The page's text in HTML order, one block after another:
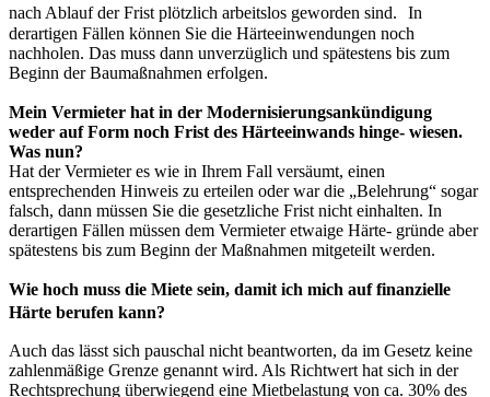
nach Ablauf der Frist plötzlich arbeitslos geworden sind. In
derartigen Fällen können Sie die Härteeinwendungen noch
nachholen. Das muss dann unverzüglich und spätestens bis zum
Beginn der Baumaßnahmen erfolgen.
Mein Vermieter hat in der Modernisierungsankündigung
weder auf Form noch Frist des Härteeinwands hinge- wiesen.
Was nun?
Hat der Vermieter es wie in Ihrem Fall versäumt, einen
entsprechenden Hinweis zu erteilen oder war die „Belehrung“ sogar
falsch, dann müssen Sie die gesetzliche Frist nicht einhalten. In
derartigen Fällen müssen dem Vermieter etwaige Härte- gründe aber
spätestens bis zum Beginn der Maßnahmen mitgeteilt werden.
Wie hoch muss die Miete sein, damit ich mich auf finanzielle
Härte berufen kann?
Auch das lässt sich pauschal nicht beantworten, da im Gesetz keine
zahlenmäßige Grenze genannt wird. Als Richtwert hat sich in der
Rechtsprechung überwiegend eine Mietbelastung von ca. 30% des